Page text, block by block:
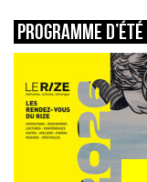
Programme